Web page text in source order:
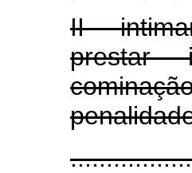
II -
prestar